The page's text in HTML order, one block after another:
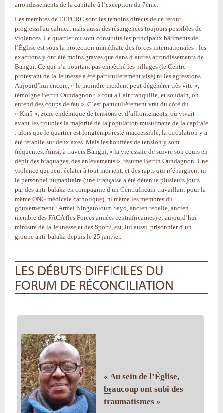
arrondissements de la capitale à l’exception du 7ème.
Les membres de l’EPCRC sont les témoins directs de ce retour
progressif au calme... mais aussi des résurgences toujours possibles de
violences. Le quartier où sont construits les principaux bâtiments de
l’Église est sous la protection immédiate des forces internationales : les
exactions y ont été moins graves que dans d’autres arrondissements de
Bangui. Ce qui n’a pourtant pas empêché les pillages (le Centre
protestant de la Jeunesse a été particulièrement visé) ni les agressions.
Aujourd’hui encore, « le moindre incident peut dégénérer très vite »,
témoigne Bertin Oundagnon : « tout a l’air tranquille, et soudain, on
entend des coups de feu ». C’est particulièrement vrai du côté du
« Km5 », zone endémique de tensions et d’affrontements, où vivait
avant les troubles la majorité de la population musulmane de la capitale
: alors que le quartier est longtemps resté inaccessible, la circulation y a
été rétablie sur deux axes. Mais les bouffées de tension y sont
fréquentes. Ainsi, à travers Bangui, « la vie essaie de suivre son cours en
dépit des braquages, des enlèvements », résume Bertin Oundagnon. Une
violence qui peut éclater à tout moment, et des rapts qui n’épargnent ni
le personnel humanitaire (une Française a été détenue plusieurs jours
par des anti-balaka en compagnie d’un Centrafricain travaillant pour la
même ONG médicale catholique), ni même les membres du
gouvernement : Armel Ningatoloum Sayo, ancien rebelle, ancien
membre des FACA (les Forces armées centrafricaines) et aujourd’hui
ministre de la Jeunesse et des Sports, est, lui aussi, prisonnier d’un
groupe anti-balaka depuis le 25 janvier.
LES DÉBUTS DIFFICILES DU
FORUM DE RÉCONCILIATION
« Au sein de l’Église,
beaucoup ont subi des
traumatismes »